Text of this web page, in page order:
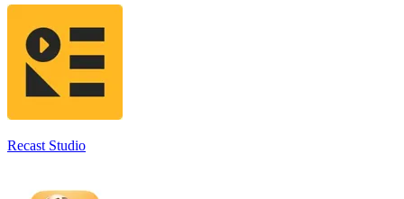
Recast Studio